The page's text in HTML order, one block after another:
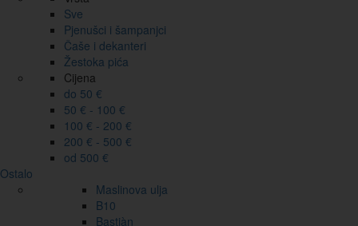
Sve
Pjenušci i šampanjci
Čaše i dekanteri
Žestoka pića
Cijena
do 50 €
50 € - 100 €
100 € - 200 €
200 € - 500 €
od 500 €
Ostalo
Maslinova ulja
B10
Bastiàn